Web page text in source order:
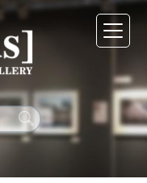
Facebook